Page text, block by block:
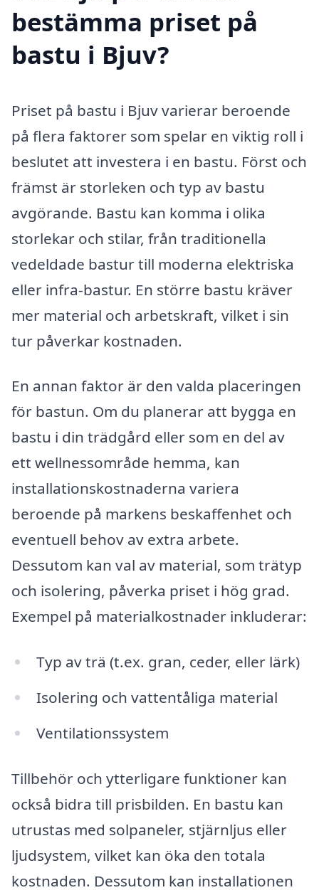
bestämma priset på
bastu i Bjuv?
Priset på bastu i Bjuv varierar beroende
på flera faktorer som spelar en viktig roll i
beslutet att investera i en bastu. Först och
främst är storleken och typ av bastu
avgörande. Bastu kan komma i olika
storlekar och stilar, från traditionella
vedeldade bastur till moderna elektriska
eller infra-bastur. En större bastu kräver
mer material och arbetskraft, vilket i sin
tur påverkar kostnaden.
En annan faktor är den valda placeringen
för bastun. Om du planerar att bygga en
bastu i din trädgård eller som en del av
ett wellnessområde hemma, kan
installationskostnaderna variera
beroende på markens beskaffenhet och
eventuell behov av extra arbete.
Dessutom kan val av material, som trätyp
och isolering, påverka priset i hög grad.
Exempel på materialkostnader inkluderar:
Typ av trä (t.ex. gran, ceder, eller lärk)
Isolering och vattentåliga material
Ventilationssystem
Tillbehör och ytterligare funktioner kan
också bidra till prisbilden. En bastu kan
utrustas med solpaneler, stjärnljus eller
ljudsystem, vilket kan öka den totala
kostnaden. Dessutom kan installationen